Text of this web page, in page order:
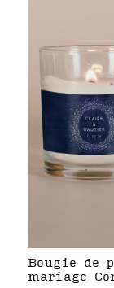
Bougie de
mariage